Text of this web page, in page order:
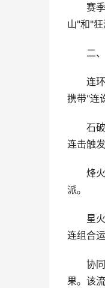
赛季幻
山"和"狂
二、
连环破
携带"连
石破天
连击触
烽火连
派。
星火坠
连组合
协同奏
果。该